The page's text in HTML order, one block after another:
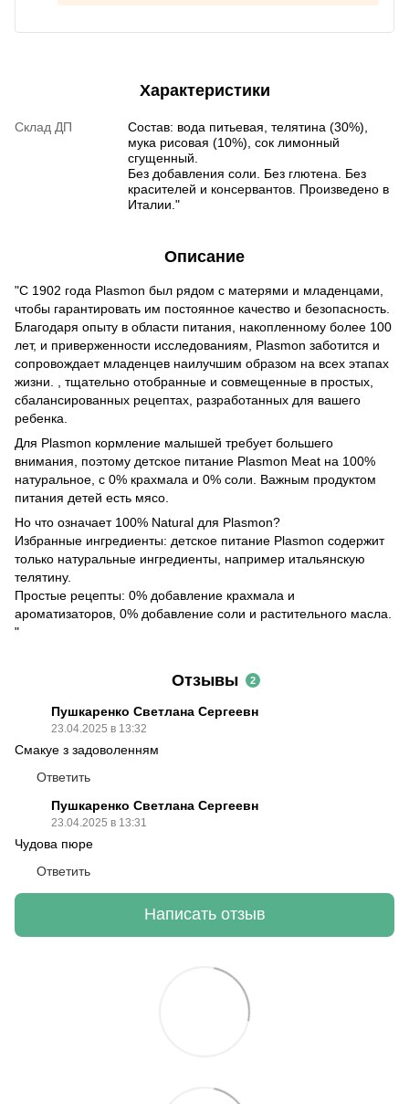
Характеристики
Склад ДП
Состав: вода питьевая, телятина (30%),
мука рисовая (10%), сок лимонный
сгущенный.
Без добавления соли. Без глютена. Без
красителей и консервантов. Произведено в
Италии."
Описание
"С 1902 года Plasmon был рядом с матерями и младенцами,
чтобы гарантировать им постоянное качество и безопасность.
Благодаря опыту в области питания, накопленному более 100
лет, и приверженности исследованиям, Plasmon заботится и
сопровождает младенцев наилучшим образом на всех этапах
жизни. , тщательно отобранные и совмещенные в простых,
сбалансированных рецептах, разработанных для вашего
ребенка.
Для Plasmon кормление малышей требует большего
внимания, поэтому детское питание Plasmon Meat на 100%
натуральное, с 0% крахмала и 0% соли. Важным продуктом
питания детей есть мясо.
Но что означает 100% Natural для Plasmon?
Избранные ингредиенты: детское питание Plasmon содержит
только натуральные ингредиенты, например итальянскую
телятину.
Простые рецепты: 0% добавление крахмала и
ароматизаторов, 0% добавление соли и растительного масла.
"
Отзывы 2
Пушкаренко Светлана Сергеевн
23.04.2025 в 13:32
Смакуе з задоволенням
Ответить
Пушкаренко Светлана Сергеевн
23.04.2025 в 13:31
Чудова пюре
Ответить
Написать отзыв